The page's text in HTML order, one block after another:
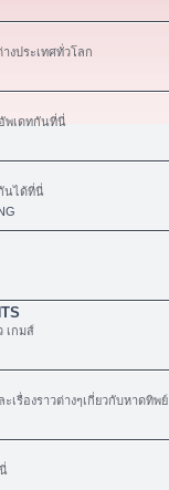
งประเทศทั่วโลก
พเดทกันที่นี่
นได้ที่นี่
เกมส์
รื่องราวต่างๆเกี่ยวกับหาดทิพย์